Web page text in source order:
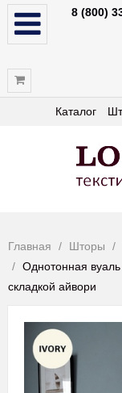
8 (800)
Каталог
Главная Шторы
Однотонная
складкой айвори